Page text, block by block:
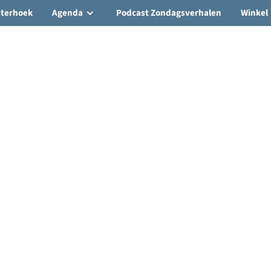
Agenda Podcast Zondagsverhalen Winkel